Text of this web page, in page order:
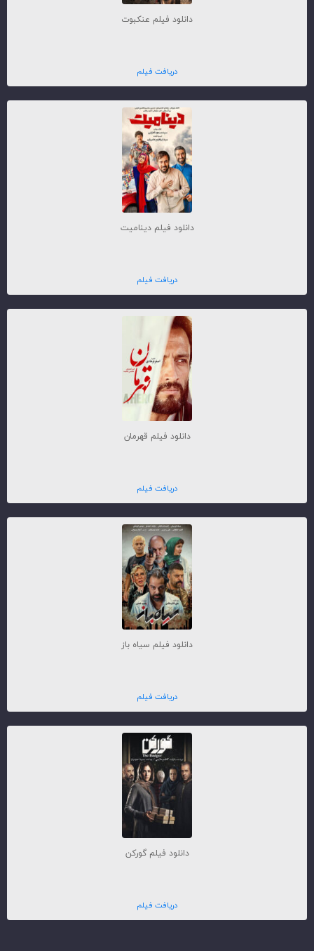
دانلود فیلم عنکبوت
دریافت فیلم
دانلود فیلم دینامیت
دریافت فیلم
دانلود فیلم قهرمان
دریافت فیلم
دانلود فیلم سیاه باز
دریافت فیلم
دانلود فیلم گورکن
دریافت فیلم